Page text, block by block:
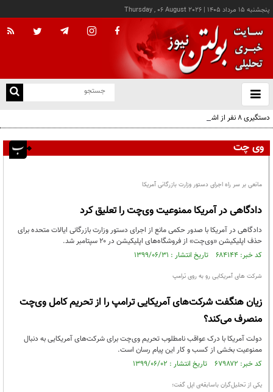
پنجشنبه ۱۵ مرداد ۱۴۰۵ |
Thursday , 06 August 2026
باز
و
دستگیری ۸ نفر از اشرار مسلح شاخص و مرتبطین گروهک‌های تروریستی
وی چت
مانعی بر سر راه اجرای دستور وزارت بازرگانی آمریکا
دادگاهی در آمریکا ممنوعیت وی‌چت را تعلیق کرد
دادگاهی در آمریکا با صدور حکمی مانع از اجرای دستور وزارت بازرگانی ایالات متحده برای
حذف اپلیکیشن «وی‌چت» از فروشگاه‌های اپلیکیشن در ۲۰ سپتامبر شد.
کد خبر: ۶۸۴۱۴۴ تاریخ انتشار : ۱۳۹۹/۰۶/۳۱
شرکت های آمریکایی رو به روی ترامپ
زیان هنگفت شرکت‌های آمریکایی ترامپ را از تحریم کامل وی‌چت
منصرف می‌کند؟
دولت آمریکا با درک عواقب نامطلوب تحریم وی‌چت برای شرکت‌های آمریکایی به دنبال
ممنوعیت بخشی از کسب و کار این پیام رسان است.
کد خبر: ۶۷۹۸۷۲ تاریخ انتشار : ۱۳۹۹/۰۶/۰۲
یکی از تحلیل‌گران باسابقه‌ی اپل گفت؛